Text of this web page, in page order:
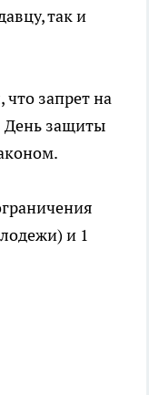
так и
запрет на
День защиты
и 1